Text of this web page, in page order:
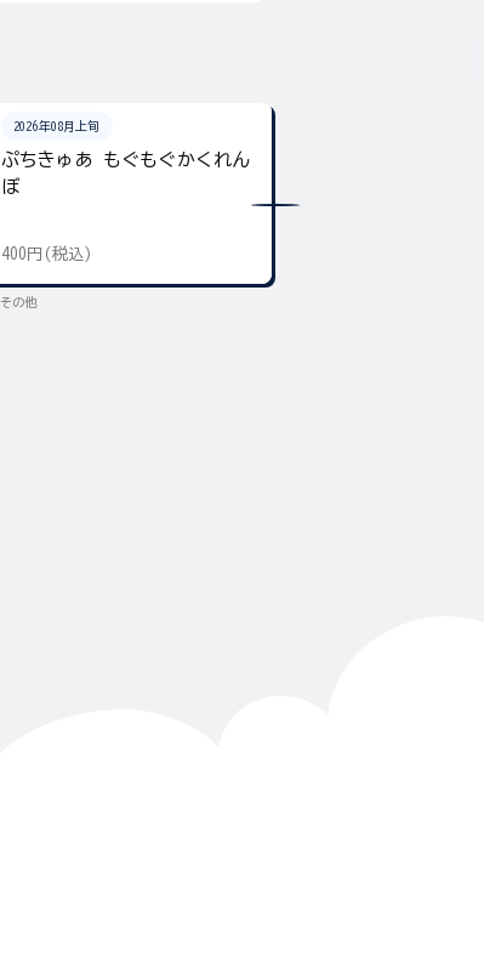
2026年08月上旬
ぷちきゅあ もぐもぐかくれん
ぼ
400円(税込)
その他